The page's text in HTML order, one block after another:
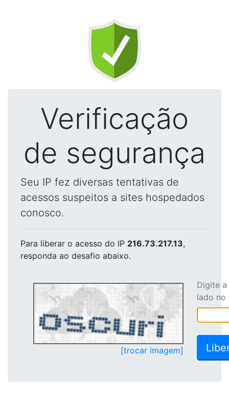
Verificação
de segurança
Seu IP fez diversas tentativas de
acessos suspeitos a sites hospedados
conosco.
Para liberar o acesso do IP 216.73.217.13,
responda ao desafio abaixo.
[trocar imagem]
Digite
lado no